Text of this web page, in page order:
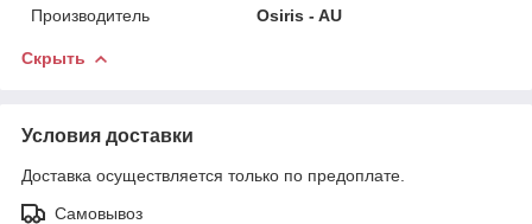
Производитель
Osiris - AU
Скрыть
Условия доставки
Доставка осуществляется только по предоплате.
Самовывоз